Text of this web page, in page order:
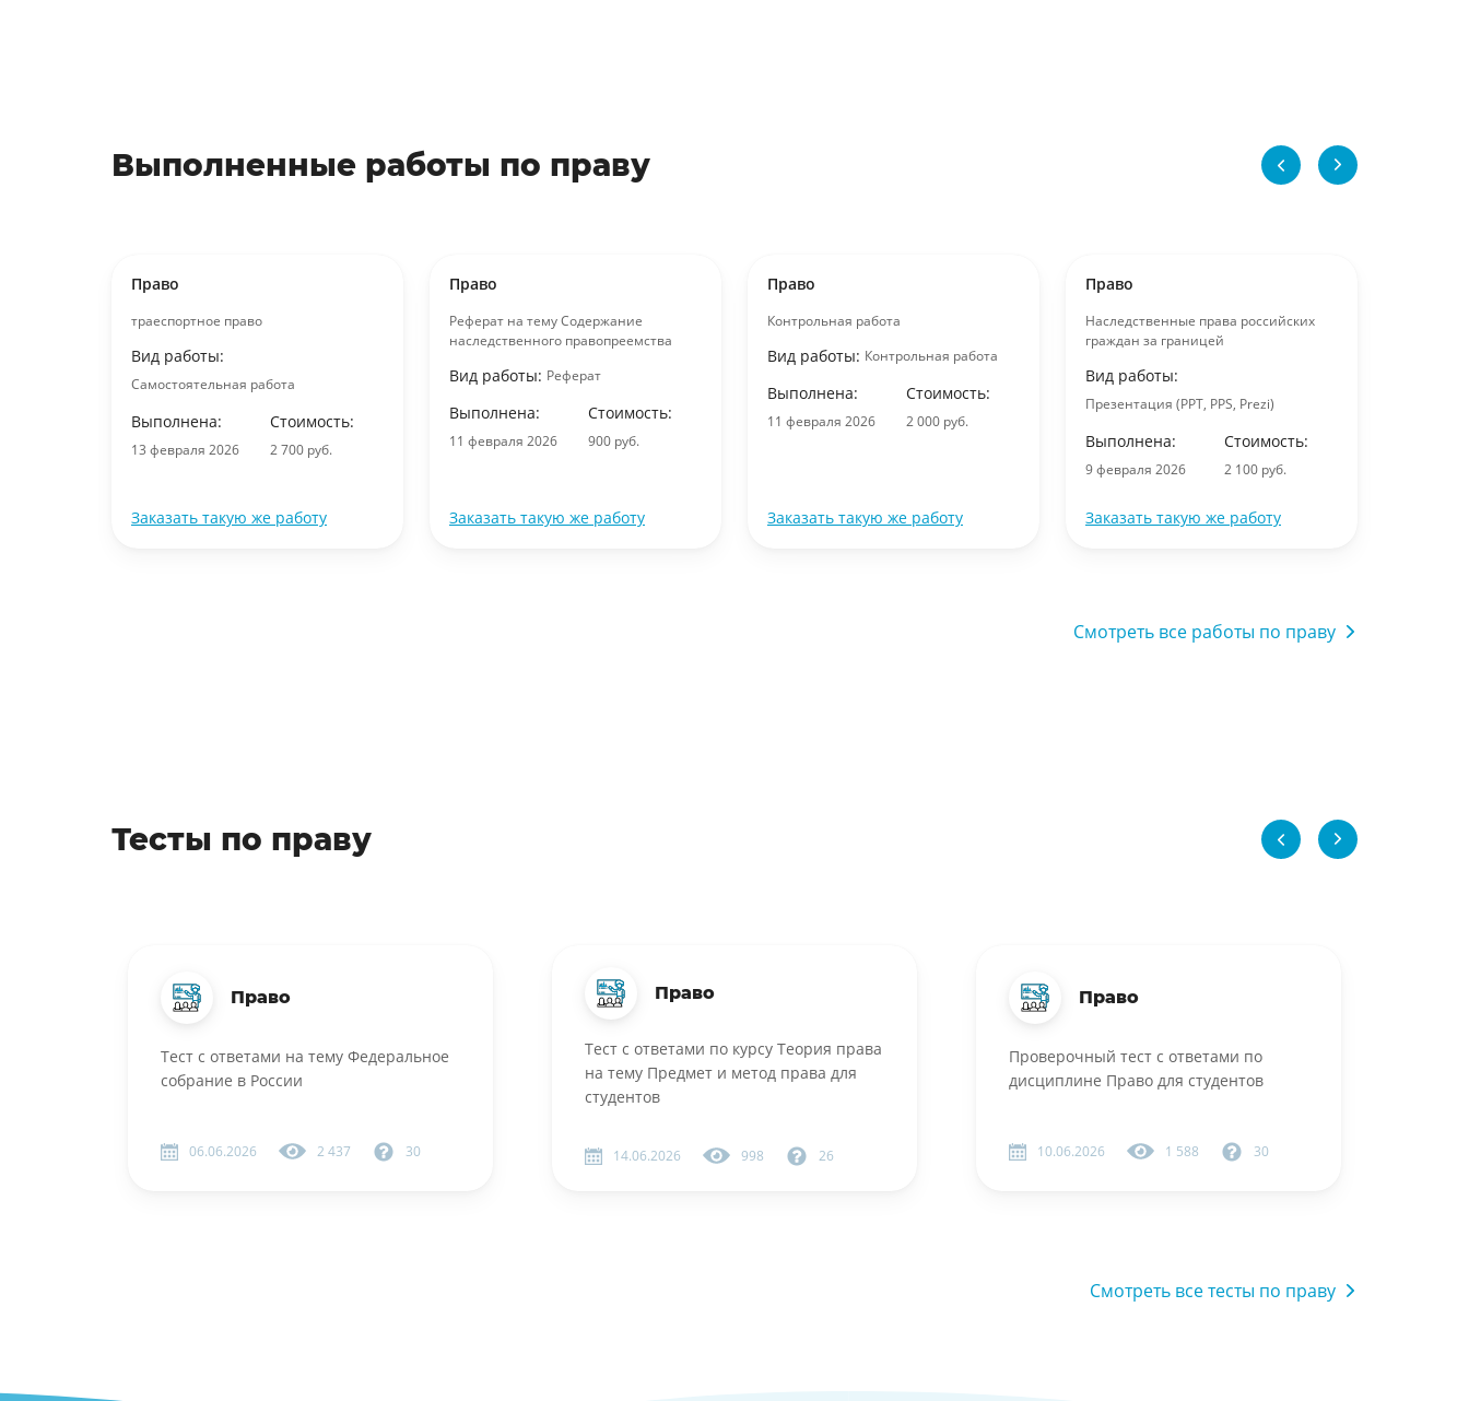
Выполненные работы по праву
Право
траеспортное право
Вид работы:
Самостоятельная работа
Выполнена:
13 февраля 2026
Стоимость:
2 700 руб.
Заказать такую же работу
Право
Реферат на тему Содержание
наследственного правопреемства
Вид работы: Реферат
Выполнена:
11 февраля 2026
Стоимость:
900 руб.
Заказать такую же работу
Право
Контрольная работа
Вид работы: Контрольная работа
Выполнена:
11 февраля 2026
Стоимость:
2 000 руб.
Заказать такую же работу
Право
Наследственные права российских
граждан за границей
Вид работы:
Презентация (PPT, PPS, Prezi)
Выполнена:
9 февраля 2026
Стоимость:
2 100 руб.
Заказать такую же работу
Смотреть все работы по праву
Тесты по праву
Право
Тест с ответами на тему Федеральное
собрание в России
06.06.2026 2 437 30
Право
Тест с ответами по курсу Теория права
на тему Предмет и метод права для
студентов
14.06.2026 998 26
Право
Проверочный тест с ответами по
дисциплине Право для студентов
10.06.2026 1 588 30
Смотреть все тесты по праву